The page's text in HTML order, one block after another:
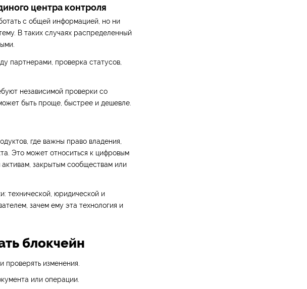
центра контроля
с общей информацией, но ни
В таких случаях распределенный
партнерами, проверка статусов,
независимой проверки со
быть проще, быстрее и дешевле.
где важны право владения,
Это может относиться к цифровым
закрытым сообществам или
технической, юридической и
зачем ему эта технология и
блокчейн
проверять изменения.
или операции.